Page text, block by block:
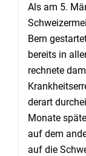
Als am 5.
Bern
bereits in
rechnete
derart
Monate
auf dem
auf die